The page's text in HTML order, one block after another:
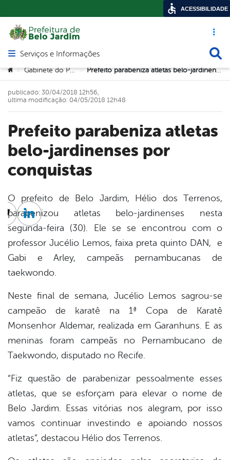
Acesso
Abrir menu principal de navegação
Serviços e Informações
Você está aqui:
> Gabinete do Prefeito > Prefeito parabeniza atletas belo-jardinenses por conquistas
Prefeito parabeniza atletas
belo-jardinenses por
conquistas
publicado: 30/04/2018 12h56,
última modificação: 04/05/2018 12h48
O prefeito de Belo Jardim, Hélio dos Terrenos,
parabenizou atletas belo-jardinenses nesta
segunda-feira (30). Ele se se encontrou com o
professor Jucélio Lemos, faixa preta quinto DAN, e
Gabi e Arley, campeãs pernambucanas de
taekwondo.
Neste final de semana, Jucélio Lemos sagrou-se
campeão de karatê na 1ª Copa de Karatê
Monsenhor Aldemar, realizada em Garanhuns. E as
meninas foram campeãs no Pernambucano de
Taekwondo, disputado no Recife.
“Fiz questão de parabenizar pessoalmente esses
atletas, que se esforçam para elevar o nome de
Belo Jardim. Essas vitórias nos alegram, por isso
vamos continuar investindo e apoiando nossos
atletas”, destacou Hélio dos Terrenos.
Twitter
Linkedin
ACESSIBILIDADE